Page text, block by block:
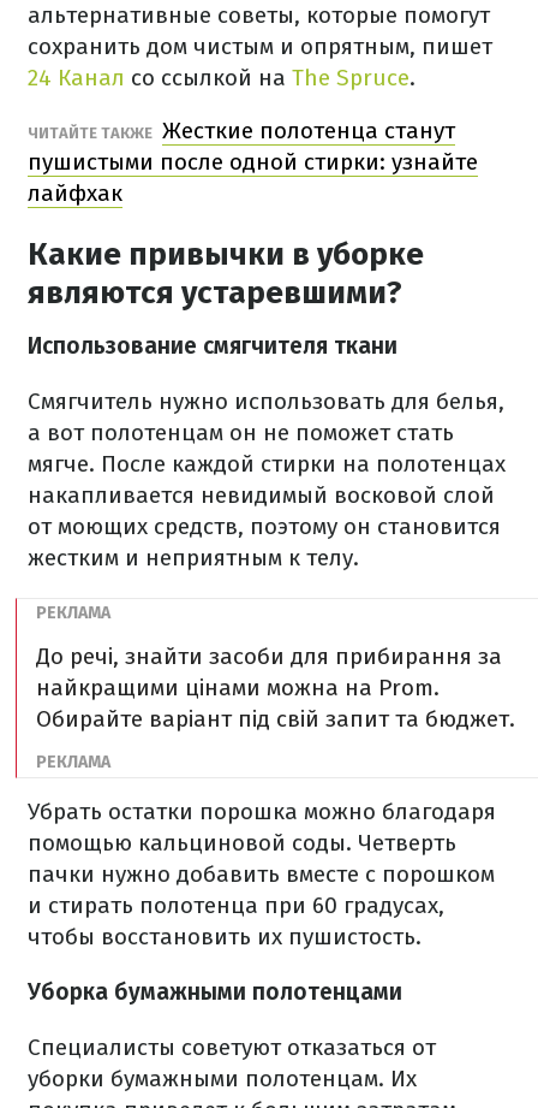
альтернативные советы, которые помогут
сохранить дом чистым и опрятным, пишет
24 Канал со ссылкой на The Spruce.
ЧИТАЙТЕ ТАКЖЕ Жесткие полотенца станут
пушистыми после одной стирки: узнайте
лайфхак
Какие привычки в уборке
являются устаревшими?
Использование смягчителя ткани
Смягчитель нужно использовать для белья,
а вот полотенцам он не поможет стать
мягче. После каждой стирки на полотенцах
накапливается невидимый восковой слой
от моющих средств, поэтому он становится
жестким и неприятным к телу.
До речі, знайти засоби для прибирання за
найкращими цінами можна на Prom.
Обирайте варіант під свій запит та бюджет.
Убрать остатки порошка можно благодаря
помощью кальциновой соды. Четверть
пачки нужно добавить вместе с порошком
и стирать полотенца при 60 градусах,
чтобы восстановить их пушистость.
Уборка бумажными полотенцами
Специалисты советуют отказаться от
уборки бумажными полотенцам. Их